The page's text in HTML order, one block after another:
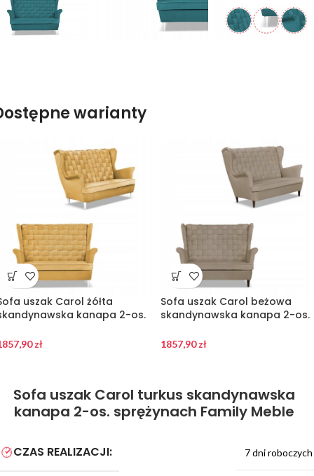
warianty
uszak Carol żółta
kanapa 2-os.
zł
Sofa uszak Carol beżowa
skandynawska kanapa 2-os.
1857,90zł
Sofa uszak Carol turkus skandynawska
kanapa 2-os. sprężynach Family Meble
CZAS REALIZACJI: 7 dni roboczych